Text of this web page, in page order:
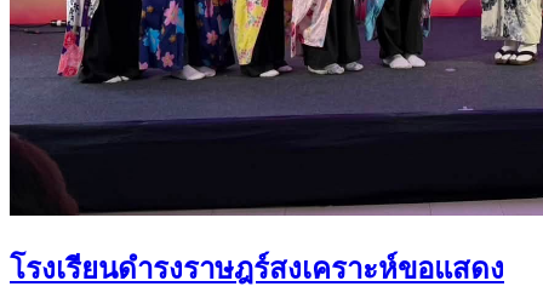
โรงเรียนดำรงราษฎร์สงเคราะห์ขอแสดง